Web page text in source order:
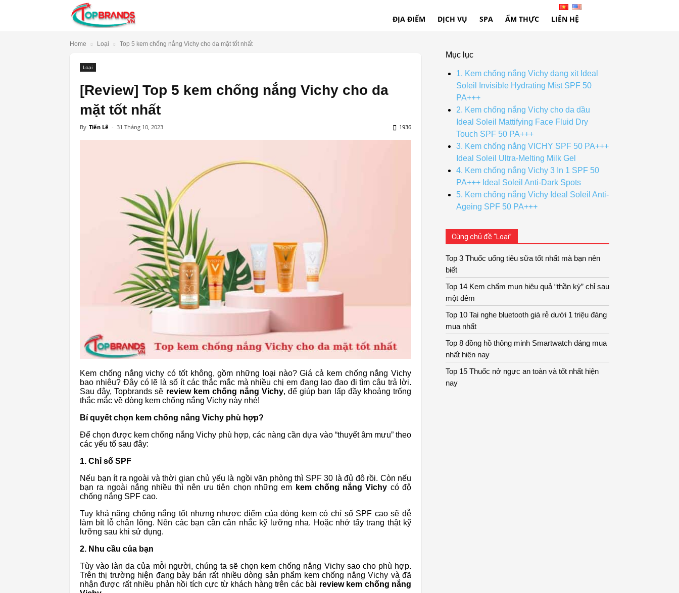
ĐỊA ĐIỂM DỊCH VỤ SPA ẨM THỰC LIÊN HỆ
Home Loại Top 5 kem chống nắng Vichy cho da mặt tốt nhất
Loại
[Review] Top 5 kem chống nắng Vichy cho da
mặt tốt nhất
By Tiến Lê - 31 Tháng 10, 2023 1936
Kem chống nắng vichy có tốt không, gồm những loại nào? Giá cả kem chống nắng Vichy
bao nhiêu? Đây có lẽ là số ít các thắc mắc mà nhiều chị em đang lao đao đi tìm câu trả lời.
Sau đây, Topbrands sẽ review kem chống nắng Vichy, để giúp bạn lấp đầy khoảng trống
thắc mắc về dòng kem chống nắng Vichy này nhé!
Bí quyết chọn kem chống nắng Vichy phù hợp?
Để chọn được kem chống nắng Vichy phù hợp, các nàng cần dựa vào “thuyết âm mưu” theo
các yếu tố sau đây:
1. Chỉ số SPF
Nếu bạn ít ra ngoài và thời gian chủ yếu là ngồi văn phòng thì SPF 30 là đủ đô rồi. Còn nếu
bạn ra ngoài nắng nhiều thì nên ưu tiên chọn những em kem chống nắng Vichy có độ
chống nắng SPF cao.
Tuy khả năng chống nắng tốt nhưng nhược điểm của dòng kem có chỉ số SPF cao sẽ dễ
làm bít lỗ chân lông. Nên các bạn cần cân nhắc kỹ lưỡng nha. Hoặc nhớ tẩy trang thật kỹ
lưỡng sau khi sử dụng.
2. Nhu cầu của bạn
Tùy vào làn da của mỗi người, chúng ta sẽ chọn kem chống nắng Vichy sao cho phù hợp.
Trên thị trường hiện đang bày bán rất nhiều dòng sản phẩm kem chống nắng Vichy và đã
nhận được rất nhiều phản hồi tích cực từ khách hàng trên các bài review kem chống nắng
Mục lục
1. Kem chống nắng Vichy dạng xịt Ideal
Soleil Invisible Hydrating Mist SPF 50
PA+++
2. Kem chống nắng Vichy cho da dầu
Ideal Soleil Mattifying Face Fluid Dry
Touch SPF 50 PA+++
3. Kem chống nắng VICHY SPF 50 PA+++
Ideal Soleil Ultra-Melting Milk Gel
4. Kem chống nắng Vichy 3 In 1 SPF 50
PA+++ Ideal Soleil Anti-Dark Spots
5. Kem chống nắng Vichy Ideal Soleil Anti-
Ageing SPF 50 PA+++
Cùng chủ đề “Loại”
Top 3 Thuốc uống tiêu sữa tốt nhất mà bạn nên
biết
Top 14 Kem chấm mụn hiệu quả “thần kỳ” chỉ sau
một đêm
Top 10 Tai nghe bluetooth giá rẻ dưới 1 triệu đáng
mua nhất
Top 8 đồng hồ thông minh Smartwatch đáng mua
nhất hiện nay
Top 15 Thuốc nở ngực an toàn và tốt nhất hiện
nay